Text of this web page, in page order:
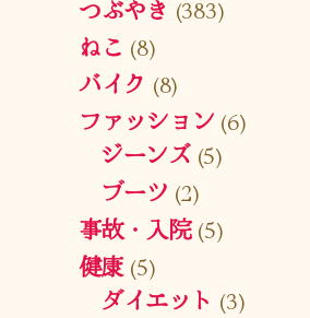
つぶやき (383)
ねこ (8)
バイク (8)
ファッション (6)
ジーンズ(5)
ブーツ (2)
事故・入院(5)
健康 (5)
ダイエット (3)